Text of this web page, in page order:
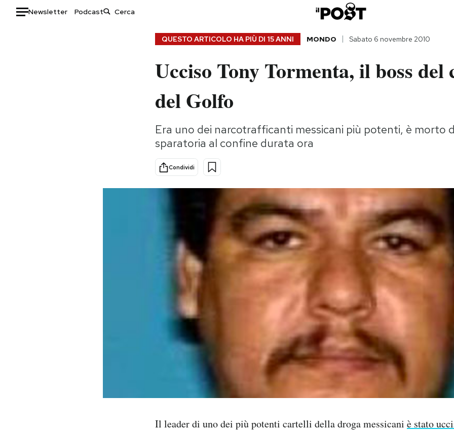
Newsletter Podcast
Storie/Idee
Ok Boomer!
Altrecose
QUESTO ARTICOLO HA PIÙ DI 15 ANNI MONDO Sabato 6 novembre 2010
Ucciso Tony Tormenta, il boss del
del Golfo
Era uno dei narcotrafficanti messicani più potenti, è morto
sparatoria al confine durata ora
Condividi
Il leader di uno dei più potenti cartelli della droga messicani è stato